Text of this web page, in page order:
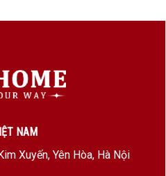
NAM
Xuyến, Yên Hòa, Hà Nội